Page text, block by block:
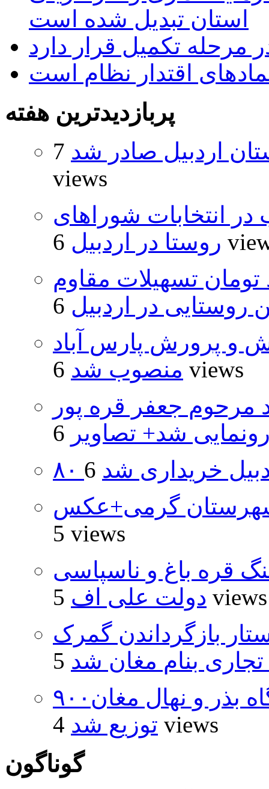
استان تبدیل شده است
مرحله تکمیل قرار دارد
اقتدار نظام است
پربازدیدترین هفته
اردبیل صادر شد 7
views
۵۰۰۰ داوطلب در انتخابات شوراهای
روستا در اردبیل 6
و ۴۸۰ میلیارد تومان تسهیلات مقاوم
در اردبیل
و پرورش پارس آباد
منصوب شد 6 views
مرحوم جعفر قره پور
شد+ تصاویر
خریداری شد
گرمی+عکس
5 views
قره باغ و ناسپاسی
دولت علی اف 5 views
بازگرداندن گمرک
تجاری بنام مغان شد
۹۰۰هزار اصله نهال توسط ایستگاه بذر و نهال مغان
توزیع شد 4 views
گوناگون